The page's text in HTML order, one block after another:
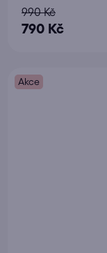
Průměrné
hodnocení
5,0
790 Kč
990 Kč
Akce